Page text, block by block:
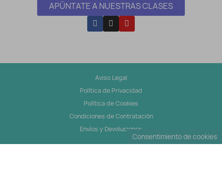
APÚNTATE A NUESTRAS CLASES
Aviso Legal
Política de Privacidad
Política de Cookies
Condiciones de Contratación
Envíos y Devoluciones
Consentimiento de cookies